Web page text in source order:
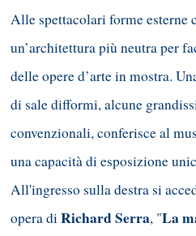
Alle spettacolari forme esterne
un’architettura più neutra per
delle opere d’arte in mostra.
di sale difformi, alcune
convenzionali, conferisce al
una capacità di esposizione
All'ingresso sulla destra si
opera diRichardSerra, "La